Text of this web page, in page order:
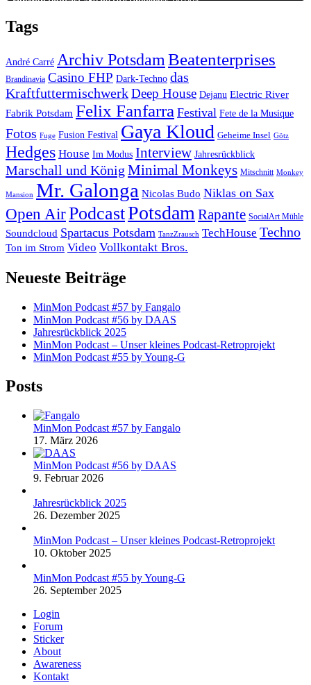
Tags
André Carré Archiv Potsdam Beatenterprises
Brandinavia Casino FHP Dark-Techno das
KraftfuttermischwerkDeep House Dejanu Electric River
Fabrik Potsdam Felix Fanfarra Festival Fete de la Musique
Fotos Fuge Fusion Festival Gaya Kloud Geheime Insel Götz
Hedges House Im Modus Interview Jahresrückblick
Marschall und König Minimal Monkeys Mitschnitt Monkey
Mansion Mr. Galonga Nicolas Budo Niklas on Sax
Open AirPodcastPotsdam Rapante SocialArt Mühle
Soundcloud Spartacus Potsdam TanzZrausch TechHouse Techno
Ton im Strom Video Vollkontakt Bros.
Neueste Beiträge
MinMon Podcast #57 by Fangalo
MinMon Podcast #56 by DAAS
Jahresrückblick 2025
MinMon Podcast – Unser kleines Podcast-Retroprojekt
MinMon Podcast #55 by Young-G
Posts
MinMon Podcast #57 by Fangalo
17. März 2026
MinMon Podcast #56 by DAAS
9. Februar 2026
Jahresrückblick 2025
26. Dezember 2025
MinMon Podcast – Unser kleines Podcast-Retroprojekt
10. Oktober 2025
MinMon Podcast #55 by Young-G
26. September 2025
Login
Forum
Sticker
About
Awareness
Kontakt